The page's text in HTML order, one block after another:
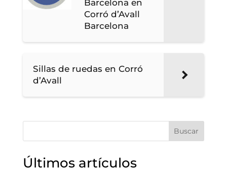
Barcelona en
Corró d’Avall
Barcelona
Sillas de ruedas en Corró
d’Avall
Buscar
Últimos artículos